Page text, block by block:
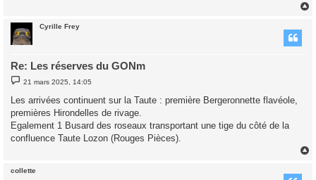
Cyrille Frey
Re: Les réserves du GONm
M
e
s
a
e
21 mars 2025, 14:05
Les arrivées continuent sur la Taute : première Bergeronnette flavéole,
premières Hirondelles de rivage.
Egalement 1 Busard des roseaux transportant une tige du côté de la
confluence Taute Lozon (Rouges Pièces).
collette